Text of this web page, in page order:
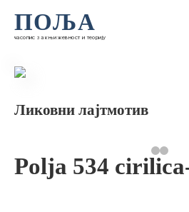
ПОЉА
часопис за књижевност и теорију
Ликовни лајтмотив
Polja 534